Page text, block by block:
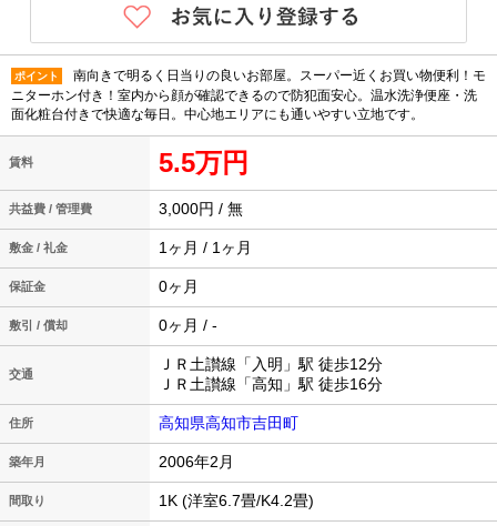
ポイント
南向きで明るく日当りの良いお部屋。スーパー近くお買い物便利！モ
ニターホン付き！室内から顔が確認できるので防犯面安心。温水洗浄便座・洗
面化粧台付きで快適な毎日。中心地エリアにも通いやすい立地です。
賃料 5.5万円
共益費 / 管理費 3,000円 / 無
敷金 / 礼金 1ヶ月 / 1ヶ月
保証金 0ヶ月
敷引 / 償却 0ヶ月 / -
交通
ＪＲ土讃線「入明」駅 徒歩12分
ＪＲ土讃線「高知」駅 徒歩16分
住所 高知県高知市吉田町
築年月 2006年2月
間取り 1K (洋室6.7畳/K4.2畳)